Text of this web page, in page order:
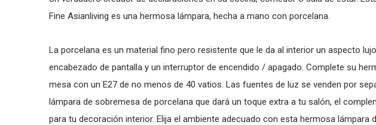
Fine Asianliving es una hermosa lámpara, hecha a mano con porcelana.
La porcelana es un material fino pero resistente que le da al interior un aspecto
encabezado de pantalla y un interruptor de encendido / apagado. Complete su
mesa con un E27 de no menos de 40 vatios. Las fuentes de luz se venden por
lámpara de sobremesa de porcelana que dará un toque extra a tu salón, el
para tu decoración interior. Elija el ambiente adecuado con esta hermosa lámpara